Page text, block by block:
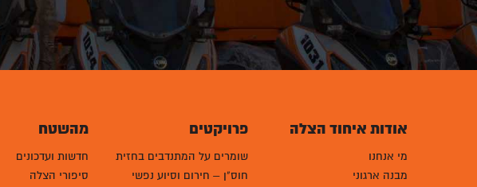
אודות איחוד הצלה
מי אנחנו
מבנה ארגוני
פרויקטים
שומרים על המתנדבים בחזית
חוס"ן – חירום וסיוע נפשי
מהשטח
חדשות ועדכונים
סיפורי הצלה